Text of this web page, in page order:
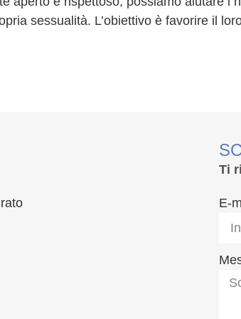
sessualità. L’obiettivo è favorire il
Ti
E-